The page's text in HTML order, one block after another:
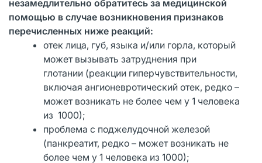
незамедлительно обратитесь за медицинской
помощью в случае возникновения признаков
перечисленных ниже реакций:
отек лица, губ, языка и/или горла, который
может вызывать затруднения при
глотании (реакции гиперчувствительности,
включая ангионевротический отек, редко –
может возникать не более чем у 1 человека
из 1000);
проблема с поджелудочной железой
(панкреатит, редко – может возникать не
более чем у 1 человека из 1000);